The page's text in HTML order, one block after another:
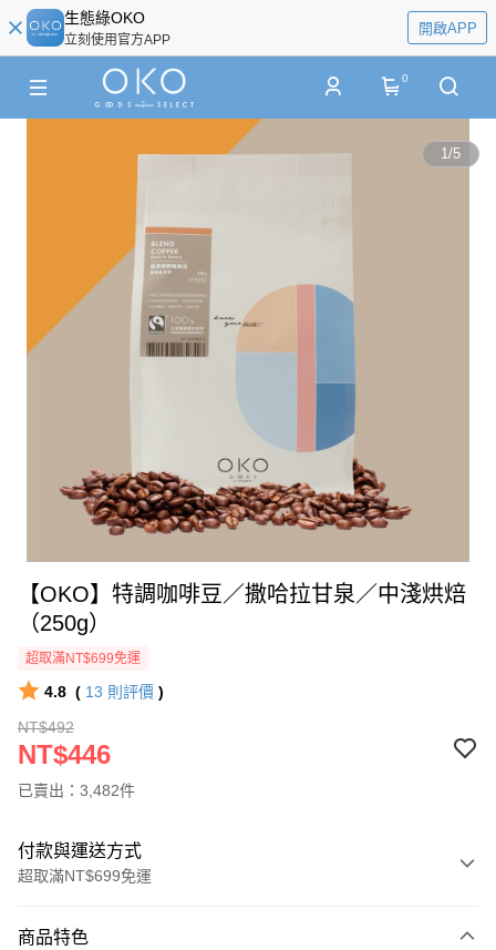
生態綠OKO
立刻使用官方APP
開啟APP
0
1/5
【OKO】特調咖啡豆／撒哈拉甘泉／中淺烘焙
（250g）
超取滿NT$699免運
4.8 ( 13 則評價 )
NT$492
NT$446
已賣出：3,482件
付款與運送方式
超取滿NT$699免運
商品特色